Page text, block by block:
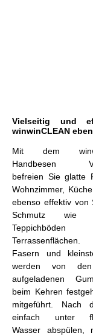
Vielseitig und
winwinCLEAN
Mit dem
Handbesen V-
befreien Sie glatte
Wohnzimmer,
ebenso effektiv von
Schmutz wie
Fasern und
werden von
aufgeladenen
beim Kehren
mitgeführt. Nach
einfach unter
Wasser abspülen,